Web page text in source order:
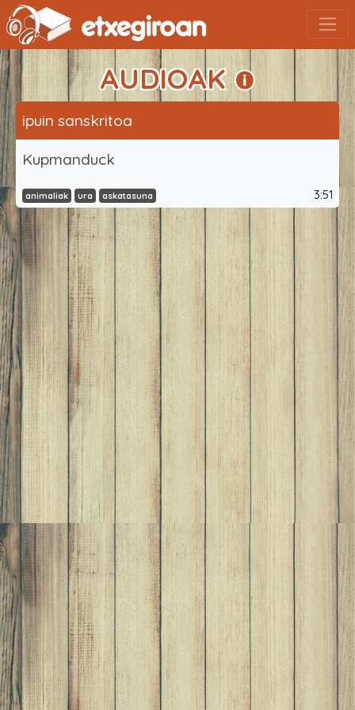
AUDIOAK
ipuin sanskritoa
Kupmanduck
animaliak ura askatasuna 3:51